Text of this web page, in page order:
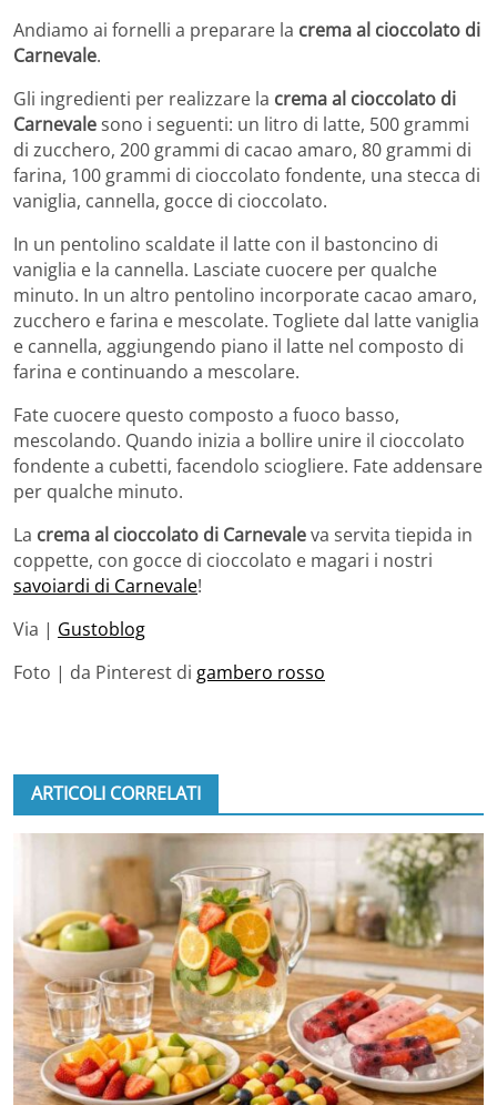
Andiamo ai fornelli a preparare la crema al cioccolato di
Carnevale.
Gli ingredienti per realizzare la crema al cioccolato di
Carnevalesono i seguenti: un litro di latte, 500 grammi
di zucchero, 200 grammi di cacao amaro, 80 grammi di
farina, 100 grammi di cioccolato fondente, una stecca di
vaniglia, cannella, gocce di cioccolato.
In un pentolino scaldate il latte con il bastoncino di
vaniglia e la cannella. Lasciate cuocere per qualche
minuto. In un altro pentolino incorporate cacao amaro,
zucchero e farina e mescolate. Togliete dal latte vaniglia
e cannella, aggiungendo piano il latte nel composto di
farina e continuando a mescolare.
Fate cuocere questo composto a fuoco basso,
mescolando. Quando inizia a bollire unire il cioccolato
fondente a cubetti, facendolo sciogliere. Fate addensare
per qualche minuto.
La crema al cioccolato di Carnevaleva servita tiepida in
coppette, con gocce di cioccolato e magari i nostri
savoiardi di Carnevale!
Via | Gustoblog
Foto | da Pinterest di gambero rosso
ARTICOLI CORRELATI